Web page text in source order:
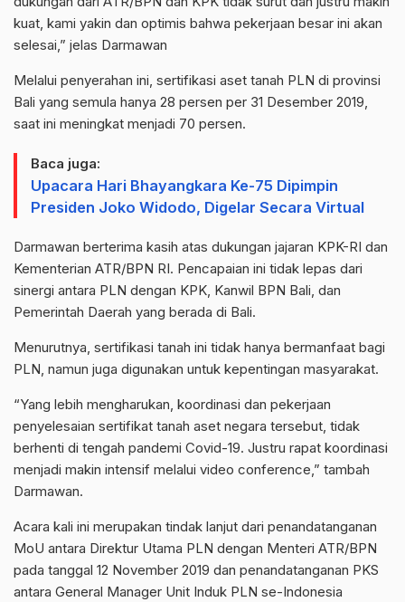
kuat, kami yakin dan optimis bahwa pekerjaan besar ini akan
selesai,” jelas Darmawan
Melalui penyerahan ini, sertifikasi aset tanah PLN di provinsi
Bali yang semula hanya 28 persen per 31 Desember 2019,
saat ini meningkat menjadi 70 persen.
Baca juga:
Upacara Hari Bhayangkara Ke-75 Dipimpin
Presiden Joko Widodo, Digelar Secara Virtual
Darmawan berterima kasih atas dukungan jajaran KPK-RI dan
Kementerian ATR/BPN RI. Pencapaian ini tidak lepas dari
sinergi antara PLN dengan KPK, Kanwil BPN Bali, dan
Pemerintah Daerah yang berada di Bali.
Menurutnya, sertifikasi tanah ini tidak hanya bermanfaat bagi
PLN, namun juga digunakan untuk kepentingan masyarakat.
“Yang lebih mengharukan, koordinasi dan pekerjaan
penyelesaian sertifikat tanah aset negara tersebut, tidak
berhenti di tengah pandemi Covid-19. Justru rapat koordinasi
menjadi makin intensif melalui video conference,” tambah
Darmawan.
Acara kali ini merupakan tindak lanjut dari penandatanganan
MoU antara Direktur Utama PLN dengan Menteri ATR/BPN
pada tanggal 12 November 2019 dan penandatanganan PKS
antara General Manager Unit Induk PLN se-Indonesia